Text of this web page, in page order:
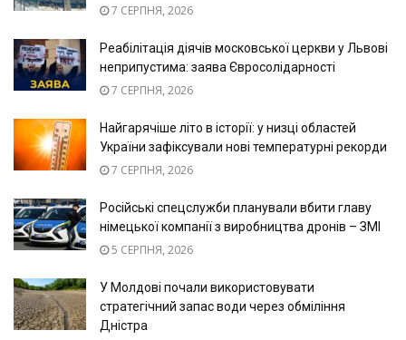
7 СЕРПНЯ, 2026
Реабілітація діячів московської церкви у Львові
неприпустима: заява Євросолідарності
7 СЕРПНЯ, 2026
Найгарячіше літо в історії: у низці областей
України зафіксували нові температурні рекорди
7 СЕРПНЯ, 2026
Російські спецслужби планували вбити главу
німецької компанії з виробництва дронів – ЗМІ
5 СЕРПНЯ, 2026
У Молдові почали використовувати
стратегічний запас води через обміління
Дністра